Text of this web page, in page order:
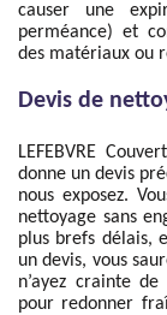
causer une
perméance) et
des matériaux ou
Devis de
LEFEBVRE
donne un devis
nous exposez.
nettoyage sans
plus brefs délais,
un devis, vous
n’ayez crainte
pour redonner